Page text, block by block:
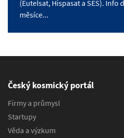
(Eutelsat, Hispasat a SES). Info
měsíce...
Český kosmický portál
Firmy a průmysl
Startupy
Věda a výzkum